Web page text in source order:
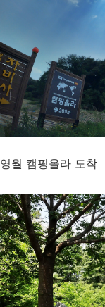
영월 캠핑올라 도착